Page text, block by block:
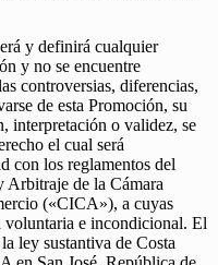
y definirá cualquier
y no se encuentre
controversias, diferencias,
de esta Promoción, su
interpretación o validez, se
el cual será
con los reglamentos del
de la Cámara
(«CICA»), a cuyas
voluntaria e incondicional. El
ley sustantiva de Costa